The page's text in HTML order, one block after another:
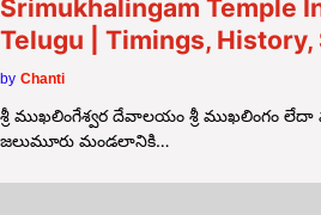
Srimukhalingam Temple
Telugu | Timings, History,
by Chanti
శ్రీ ముఖలింగేశ్వర దేవాలయం శ్రీ ముఖలింగం లేదా
జలుమూరు మండలానికి…